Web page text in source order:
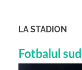
LA STADION
Fotbalul